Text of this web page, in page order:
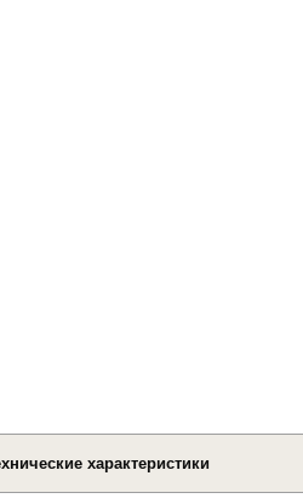
характеристики